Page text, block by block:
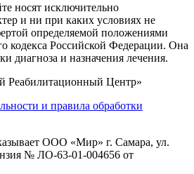
носят исключительно
и ни при каких условиях не
определяемой положениями
кодекса Российской Федерации. Она
диагноза и назначения лечения.
Реабилитационный Центр»
и правила обработки
ООО «Мир» г. Самара, ул.
№ ЛО-63-01-004656 от